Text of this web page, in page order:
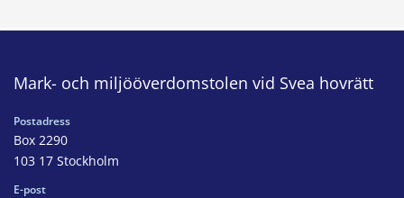
Mark- och miljööverdomstolen vid Svea hovrätt
Postadress
Box 2290
103 17 Stockholm
E-post